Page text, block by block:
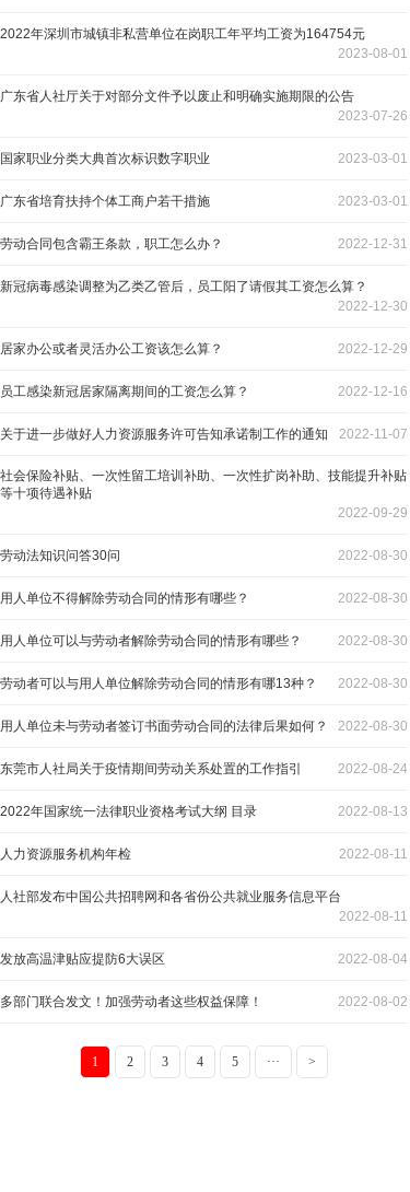
2022年深圳市城镇非私营单位在岗职工年平均工资为164754元
2023-08-01
广东省人社厅关于对部分文件予以废止和明确实施期限的公告
2023-07-26
国家职业分类大典首次标识数字职业 2023-03-01
广东省培育扶持个体工商户若干措施 2023-03-01
劳动合同包含霸王条款，职工怎么办？ 2022-12-31
新冠病毒感染调整为乙类乙管后，员工阳了请假其工资怎么算？
2022-12-30
居家办公或者灵活办公工资该怎么算？ 2022-12-29
员工感染新冠居家隔离期间的工资怎么算？ 2022-12-16
关于进一步做好人力资源服务许可告知承诺制工作的通知 2022-11-07
社会保险补贴、一次性留工培训补助、一次性扩岗补助、技能提升补贴
等十项待遇补贴
2022-09-29
劳动法知识问答30问 2022-08-30
用人单位不得解除劳动合同的情形有哪些？ 2022-08-30
用人单位可以与劳动者解除劳动合同的情形有哪些？ 2022-08-30
劳动者可以与用人单位解除劳动合同的情形有哪13种？ 2022-08-30
用人单位未与劳动者签订书面劳动合同的法律后果如何？ 2022-08-30
东莞市人社局关于疫情期间劳动关系处置的工作指引 2022-08-24
2022年国家统一法律职业资格考试大纲 目录 2022-08-13
人力资源服务机构年检 2022-08-11
人社部发布中国公共招聘网和各省份公共就业服务信息平台
2022-08-11
发放高温津贴应提防6大误区 2022-08-04
多部门联合发文！加强劳动者这些权益保障！ 2022-08-02
1 2 3 4 5 ··· >